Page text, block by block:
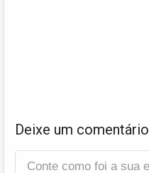
Deixe um comentário